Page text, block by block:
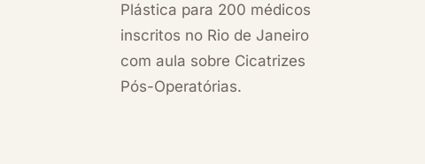
Plástica para 200 médicos
inscritos no Rio de Janeiro
com aula sobre Cicatrizes
Pós-Operatórias.